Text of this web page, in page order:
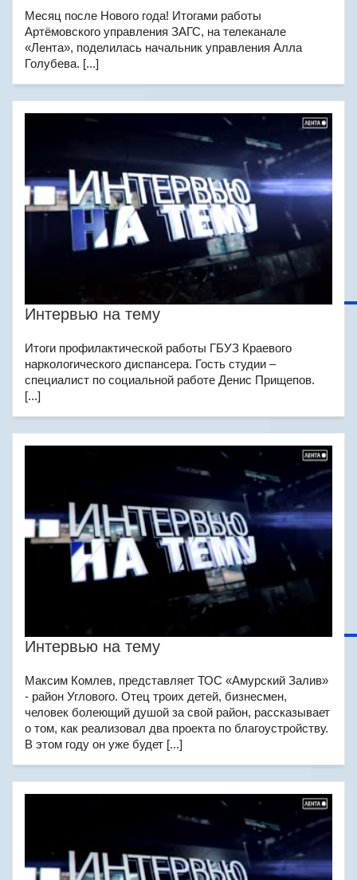
Месяц после Нового года! Итогами работы
Артёмовского управления ЗАГС, на телеканале
«Лента», поделилась начальник управления Алла
Голубева. [...]
Интервью на тему
Итоги профилактической работы ГБУЗ Краевого
наркологического диспансера. Гость студии –
специалист по социальной работе Денис Прищепов.
[...]
Интервью на тему
Максим Комлев, представляет ТОС «Амурский Залив»
- район Углового. Отец троих детей, бизнесмен,
человек болеющий душой за свой район, рассказывает
о том, как реализовал два проекта по благоустройству.
В этом году он уже будет [...]